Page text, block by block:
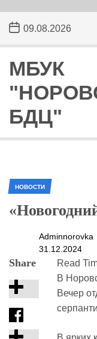
the
content
09.08.2026
МБУК
БДЦ"
НОВОСТИ
Adminnorovka
31.12.2024
Share Read
В
Вечер